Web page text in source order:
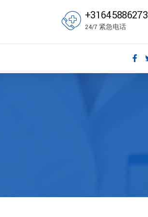
+31645886273
24/7 紧急电话